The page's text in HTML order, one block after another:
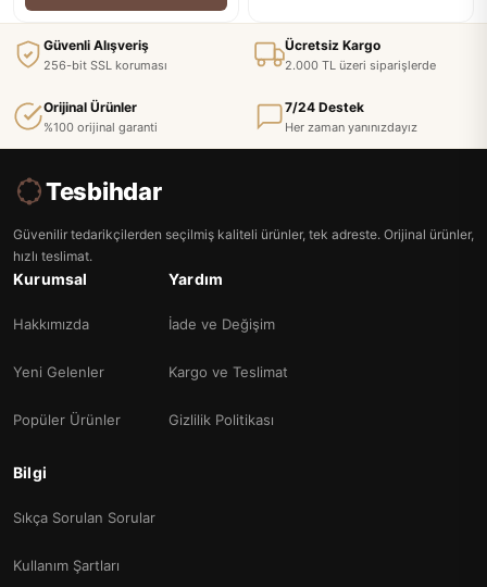
Güvenli Alışveriş
256-bit SSL koruması
Ücretsiz Kargo
2.000 TL üzeri siparişlerde
Orijinal Ürünler
%100 orijinal garanti
7/24 Destek
Her zaman yanınızdayız
Tesbihdar
Güvenilir tedarikçilerden seçilmiş kaliteli ürünler, tek adreste. Orijinal ürünler,
hızlı teslimat.
Kurumsal
Hakkımızda
Yeni Gelenler
Popüler Ürünler
Yardım
İade ve Değişim
Kargo ve Teslimat
Gizlilik Politikası
Bilgi
Sıkça Sorulan Sorular
Kullanım Şartları